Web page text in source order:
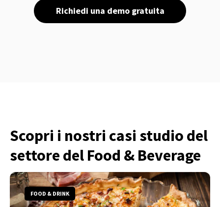
Richiedi una demo gratuita
Scopri i nostri casi studio del
settore del Food & Beverage
FOOD & DRINK